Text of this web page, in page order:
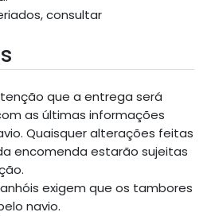
consultar
que a entrega será
as últimas informações
Quaisquer alterações feitas
encomenda estarão sujeitas
exigem que os tambores
navio.